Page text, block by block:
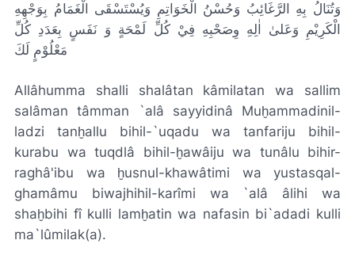
وَتُنَالُ بِهِ الرَّغَائِبُ وَحُسْنُ الْخَوَاتِمِ وَيُسْتَسْقَى الْغَمَامُ بِوَجْهِهِ
الْكَرِيْمِ وَعَلىٰ اٰلِهِ وِصَحْبِهِ فِيْ كُلِّ لَمْحَةٍ وَ نَفَسٍ بِعَدَدِ كُلِّ
مَعْلُوْمٍ لَكَ
Allâhumma shalli shalâtan kâmilatan wa sallim
salâman tâmman `alâ sayyidinâ Muḫammadinil-
ladzi tanḫallu bihil-`uqadu wa tanfariju bihil-
kurabu wa tuqdlâ bihil-ḫawâiju wa tunâlu bihir-
raghâ'ibu wa ḫusnul-khawâtimi wa yustasqal-
ghamâmu biwajhihil-karîmi wa `alâ âlihi wa
shaḫbihi fî kulli lamḫatin wa nafasin bi`adadi kulli
ma`lûmilak(a).